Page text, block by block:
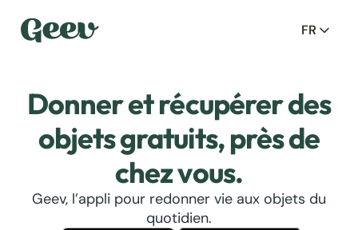
FR
Donner et récupérer des
objets gratuits, près de
chez vous.
Geev, l’appli pour redonner vie aux objets du
quotidien.